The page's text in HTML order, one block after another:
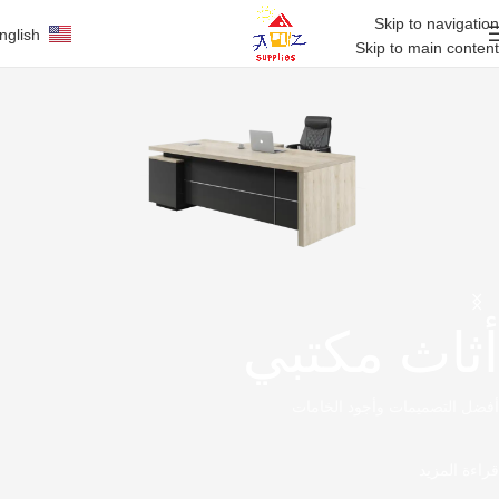
Skip to navigation
Skip to main content